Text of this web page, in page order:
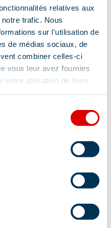
relatives aux
trafic. Nous
sur l'utilisation de
de médias sociaux, de
combiner celles-ci
vous leur avez fournies
votre utilisation de leurs
Méribel
om 20.50 uur vanuit